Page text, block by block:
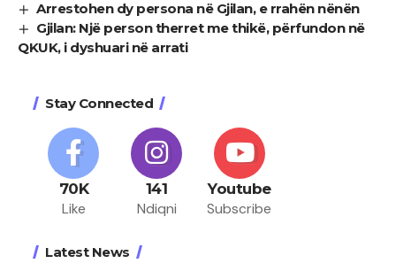
Arrestohen dy persona në Gjilan, e rrahën nënën
Gjilan: Një person therret me thikë, përfundon në
QKUK, i dyshuari në arrati
Stay Connected
70K
Like
141
Ndiqni
Youtube
Subscribe
Latest News